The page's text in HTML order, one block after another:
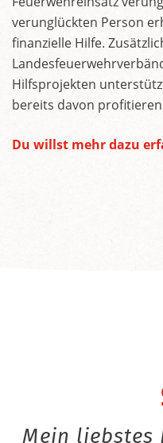
verunglückten Person
finanzielle Hilfe.
Hilfsprojekten
bereits davon
Du willst mehr dazu
Mein liebstes